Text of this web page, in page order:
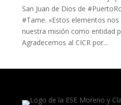
San Juan de Dios de
#Tame. «Estos elementos
nuestra misión como entidad
Agradecemos al CICR por...